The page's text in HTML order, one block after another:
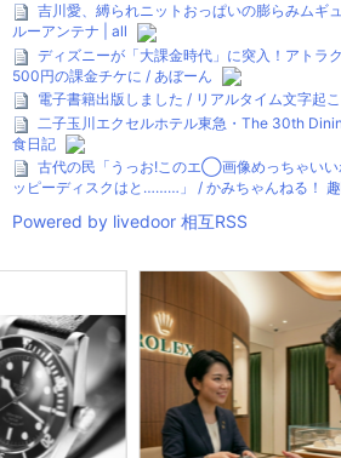
吉川愛、縛られニットおっぱいの膨らみムギ
ルーアンテナ | all
ディズニーが「大課金時代」に突入！アトラ
500円の課金チケに / あぼーん
電子書籍出版しました / リアルタイム文字起
二子玉川エクセルホテル東急・The 30th
食日記
古代の民「うっお!このエ◯画像めっちゃい
ッピーディスクはと………」 / かみちゃんねる！
Powered by livedoor 相互RSS